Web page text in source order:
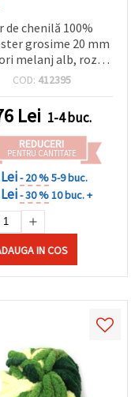
de chenilă 100%
grosime 20 mm
melanj alb, roz,
~240 grame -25
COD: 412395
Lei 1-4 buc.
REDUCERI
PENTRU CANTITATE
- 20 %5-9 buc.
- 30 %10 buc. +
IN COS